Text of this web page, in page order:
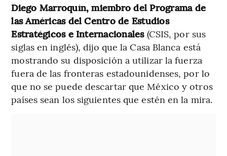
Diego Marroquín, miembro del Programa de
las Américas del Centro de Estudios
Estratégicos e Internacionales(CSIS, por sus
siglas en inglés), dijo que la Casa Blanca está
mostrando su disposición a utilizar la fuerza
fuera de las fronteras estadounidenses, por lo
que no se puede descartar que México y otros
países sean los siguientes que estén en la mira.